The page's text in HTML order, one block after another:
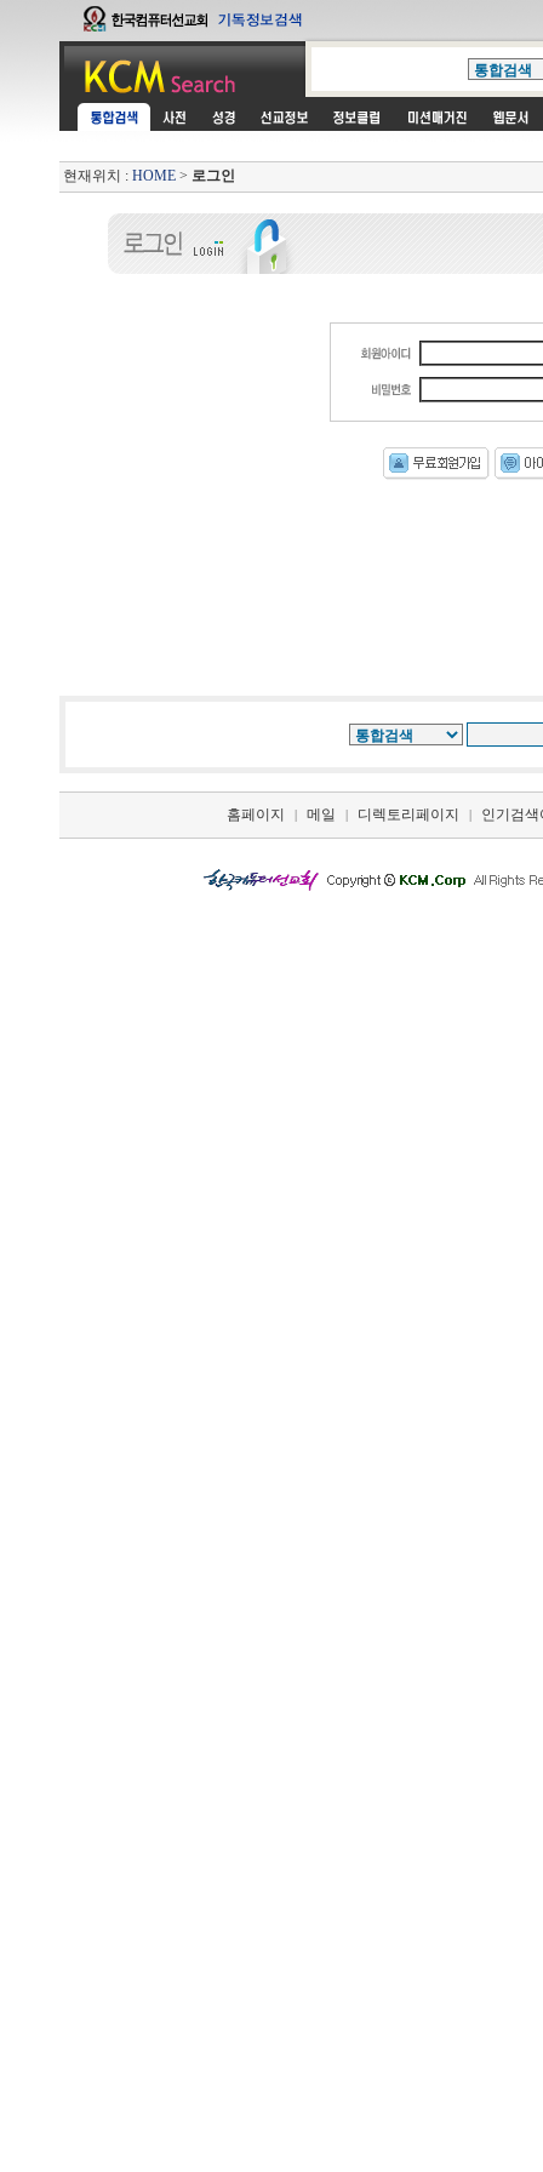
현재위치 : HOME > 로그인
홈페이지 | 메일 | 디렉토리페이지 | 인기검색